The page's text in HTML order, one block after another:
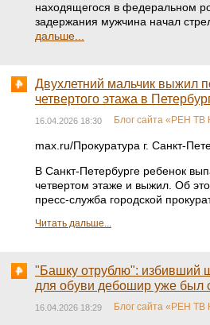
находящегося в федеральном
задержания мужчина начал
дальше...
Двухлетний мальчик выжил
четвертого этажа в
16.04.2026 18:30 Блог сайта «РЕН ТВ
max.ru/Прокуратура г. Санкт-
В Санкт-Петербурге ребенок
четвертом этаже и выжил. Об
пресс-служба городской
Читать дальше...
"Башку отрублю": избивший
для обуви дебошир уже был
16.04.2026 18:29 Блог сайта «РЕН ТВ